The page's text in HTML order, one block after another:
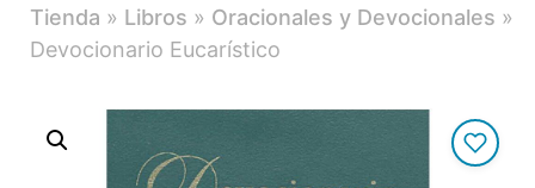
Tienda » Libros » Oracionales y Devocionales »
Devocionario Eucarístico